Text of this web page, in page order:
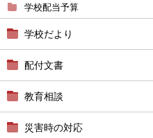
学校配当予算
学校だより
配付文書
教育相談
災害時の対応